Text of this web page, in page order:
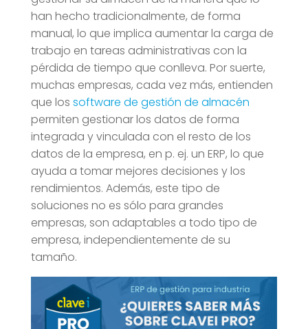
han hecho tradicionalmente, de forma
manual, lo que implica aumentar la carga de
trabajo en tareas administrativas con la
pérdida de tiempo que conlleva. Por suerte,
muchas empresas, cada vez más, entienden
que los software de gestión de almacén
permiten gestionar los datos de forma
integrada y vinculada con el resto de los
datos de la empresa, en p. ej. un ERP, lo que
ayuda a tomar mejores decisiones y los
rendimientos. Además, este tipo de
soluciones no es sólo para grandes
empresas, son adaptables a todo tipo de
empresa, independientemente de su
tamaño.